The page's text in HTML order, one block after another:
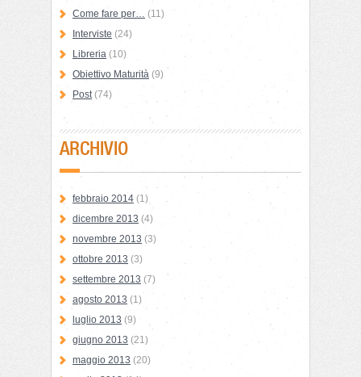
Come fare per… (11)
Interviste (24)
Libreria (10)
Obiettivo Maturità (9)
Post(74)
ARCHIVIO
febbraio 2014 (1)
dicembre 2013 (4)
novembre 2013 (3)
ottobre 2013 (3)
settembre 2013 (7)
agosto 2013 (1)
luglio 2013 (9)
giugno 2013 (21)
maggio 2013 (20)